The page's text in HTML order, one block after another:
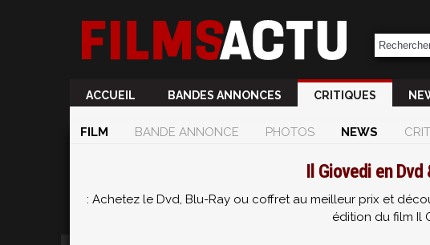
ACCUEIL BANDES ANNONCES CRITIQUES
FILM BANDE ANNONCE PHOTOS NEWS
Il Giovedi en Dvd
: Achetez le Dvd, Blu-Ray ou coffret au meilleur prix et
édition du film Il